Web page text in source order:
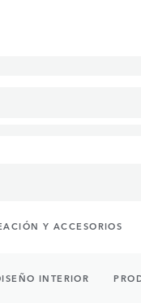
Y ACCESORIOS
INTERIOR